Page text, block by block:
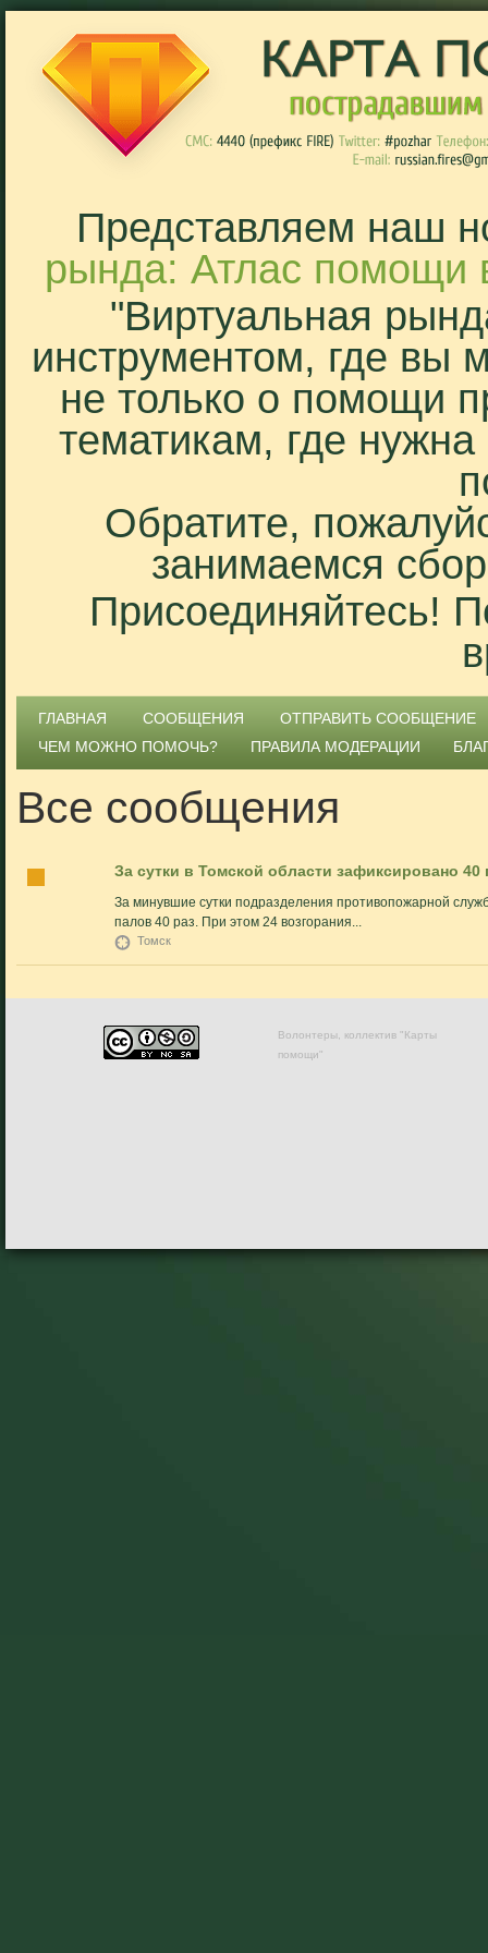
Представляем наш
рында: Атлас помощи
"Виртуальная
инструментом, где вы
не только о помощи
тематикам, где
Обратите,
занимаемся
Присоединяйтесь!
ГЛАВНАЯ СООБЩЕНИЯ
ОТПРАВИТЬ СООБЩЕНИЕ
ЧЕМ МОЖНО ПОМОЧЬ?
ПРАВИЛА МОДЕРАЦИИ
Все сообщения
За сутки в Томской области зафиксировано 40
За минувшие сутки подразделения противопожарной
палов 40 раз. При этом 24 возгорания...
Томск
Волонтеры, коллектив "Карты
помощи"